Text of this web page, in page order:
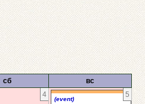
сб
вс
4 5
(event)